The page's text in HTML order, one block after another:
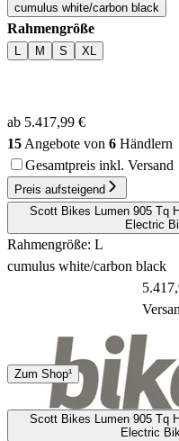
cumulus white/carbon black
Rahmengröße
L M S XL
ab 5.417,99 €
15 Angebote von 6 Händlern
Gesamtpreis inkl. Versand
Preis aufsteigend
Scott Bikes Lumen 905 Tq
Electric
Rahmengröße: L
cumulus white/carbon black
Spedition
13 - 15 Tage
Zum Shop¹
Scott Bikes Lumen 905 Tq
Electric